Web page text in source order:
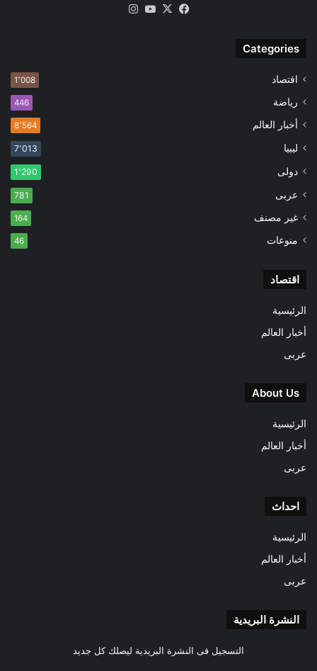
فيسبوك
‫X
‫YouTube
Categories
اقتصاد 1٬008
رياضة 446
أخبار العالم 8٬564
ليبيا 7٬013
دولى 1٬290
عربى 781
غير مصنف 164
منوعات 46
اقتصاد
الرئيسية
أخبار العالم
عربى
About Us
الرئيسية
أخبار العالم
عربى
احداث
الرئيسية
أخبار العالم
عربى
النشرة البريدية
التسجيل فى النشرة البريدية ليصلك كل جديد